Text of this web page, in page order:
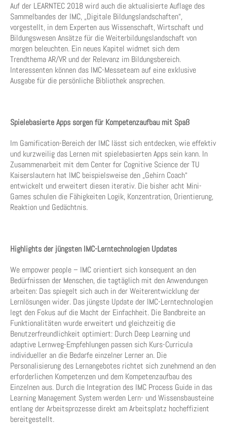
Auf der LEARNTEC 2018 wird auch die aktualisierte Auflage des
Sammelbandes der IMC, „Digitale Bildungslandschaften“,
vorgestellt, in dem Experten aus Wissenschaft, Wirtschaft und
Bildungswesen Ansätze für die Weiterbildungslandschaft von
morgen beleuchten. Ein neues Kapitel widmet sich dem
Trendthema AR/VR und der Relevanz im Bildungsbereich.
Interessenten können das IMC-Messeteam auf eine exklusive
Ausgabe für die persönliche Bibliothek ansprechen.
Spielebasierte Apps sorgen für Kompetenzaufbau mit Spaß
Im Gamification-Bereich der IMC lässt sich entdecken, wie effektiv
und kurzweilig das Lernen mit spielebasierten Apps sein kann. In
Zusammenarbeit mit dem Center for Cognitive Science der TU
Kaiserslautern hat IMC beispielsweise den „Gehirn Coach“
entwickelt und erweitert diesen iterativ. Die bisher acht Mini-
Games schulen die Fähigkeiten Logik, Konzentration, Orientierung,
Reaktion und Gedächtnis.
Highlights der jüngsten IMC-Lerntechnologien Updates
We empower people – IMC orientiert sich konsequent an den
Bedürfnissen der Menschen, die tagtäglich mit den Anwendungen
arbeiten: Das spiegelt sich auch in der Weiterentwicklung der
Lernlösungen wider. Das jüngste Update der IMC-Lerntechnologien
legt den Fokus auf die Macht der Einfachheit. Die Bandbreite an
Funktionalitäten wurde erweitert und gleichzeitig die
Benutzerfreundlichkeit optimiert: Durch Deep Learning und
adaptive Lernweg­-Empfehlungen passen sich Kurs-Curricula
individueller an die Bedarfe einzelner Lerner an. Die
Personalisierung des Lernangebotes richtet sich zunehmend an den
erforderlichen Kompetenzen und dem Kompetenzaufbau des
Einzelnen aus. Durch die Integration des IMC Process Guide in das
Learning Management System werden Lern- und Wissens­bausteine
entlang der Arbeitsprozesse direkt am Arbeitsplatz hocheffizient
bereitgestellt.